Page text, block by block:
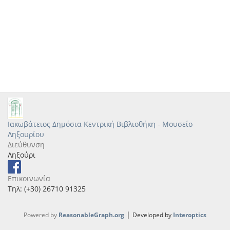
Ιακωβάτειος Δημόσια Κεντρική Βιβλιοθήκη - Μουσείο
Ληξουρίου
Διεύθυνση
Ληξούρι
Επικοινωνία
Τηλ: (+30) 26710 91325
Powered by ReasonableGraph.org | Developed by Interoptics